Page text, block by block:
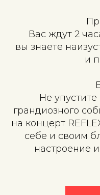
Вас ждут 2
вы знаете
и
Не
грандиозного
на концерт
себе и своим
настроение